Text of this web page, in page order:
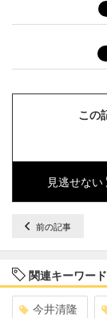
この
見逃せない
前の記事
関連キーワード
今井清隆